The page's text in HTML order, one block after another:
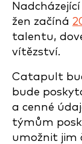
žen začíná
talentu,
vítězství.
Catapult
bude
a cenné
týmům
umožnit jim